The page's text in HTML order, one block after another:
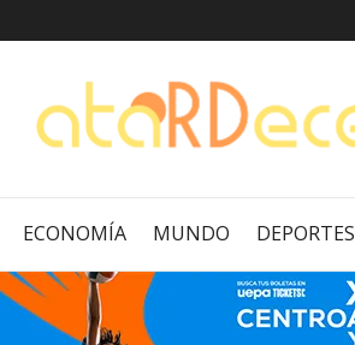
ECONOMÍA MUNDO DEPORTES